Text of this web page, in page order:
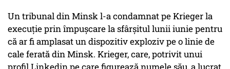
Un tribunal din Minsk l-a condamnat pe Krieger la
execuție prin împușcare la sfârșitul lunii iunie pentru
că ar fi amplasat un dispozitiv exploziv pe o linie de
cale ferată din Minsk. Krieger, care, potrivit unui